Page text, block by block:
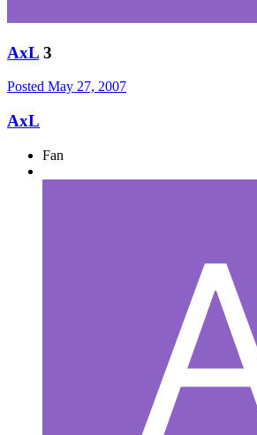
AxL 3
Posted May 27, 2007
AxL
Fan